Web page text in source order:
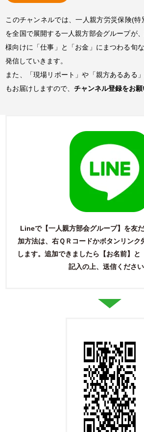
このチャンネルでは、一人親方労災保険(
を全国で展開する一人親方部会グループが
様向けに「仕事」と「お金」にまつわる旬
発信していきます。
また、「現場リポート」や「親方あるある
もお届けしますので、チャンネル登録をお願
Lineで【一人親方部会グループ】を友
加方法は、右ＱＲコードかボタンリンク
します。 追加できましたら【お名前】と
記入の上、送信ください